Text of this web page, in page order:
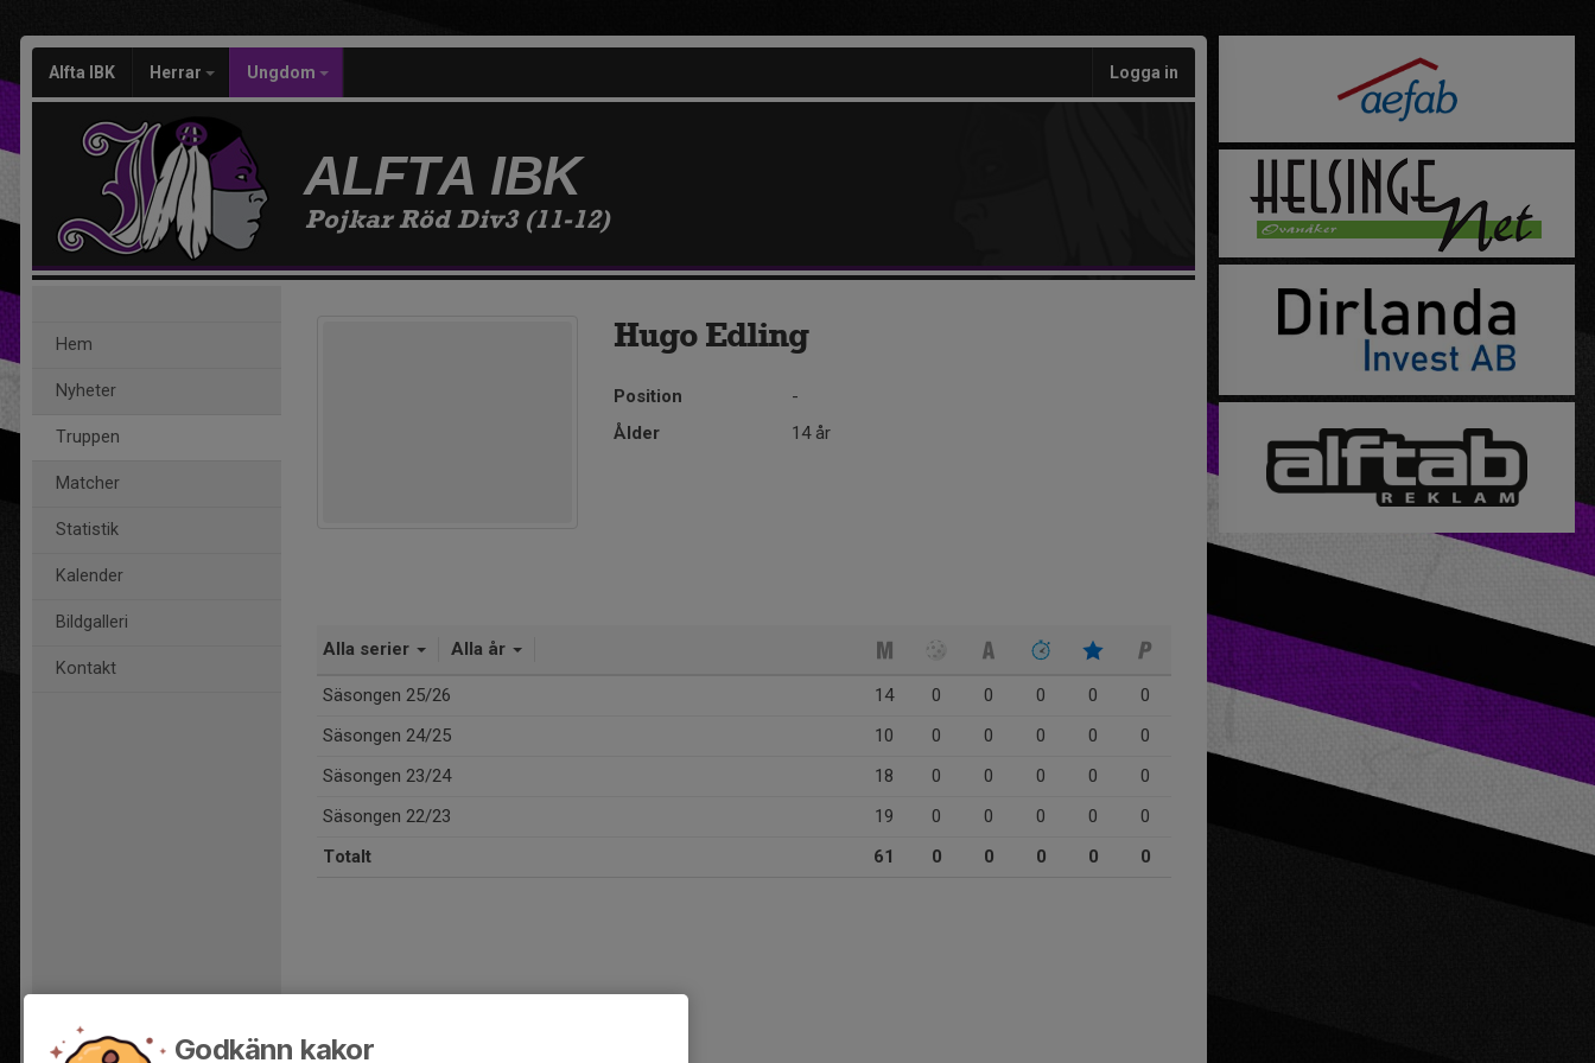
Alfta IBK Herrar Ungdom Logga in
ALFTA IBK
Pojkar Röd Div3 (11-12)
Hem
Nyheter
Truppen
Matcher
Statistik
Kalender
Bildgalleri
Kontakt
Hugo Edling
Position
-
Ålder
14 år
Alla serier Alla år
Säsongen 25/26 14 0 0 0 0
0
Säsongen 24/25
10 0 0 0 0
0
Säsongen 23/24
18 0 0 0 0
0
Säsongen 22/23
19 0 0 0 0
0
Totalt
61 0 0 0 0 0
Godkänn kakor